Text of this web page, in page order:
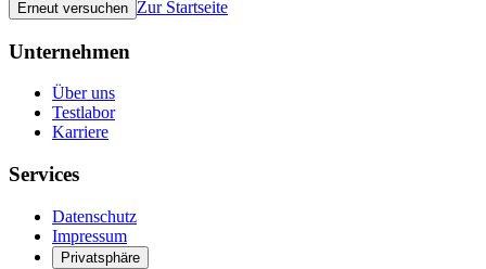
Erneut versuchen Zur Startseite
Unternehmen
Über uns
Testlabor
Karriere
Services
Datenschutz
Impressum
Privatsphäre